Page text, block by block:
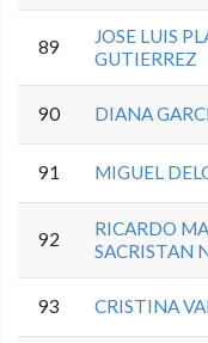
89
JOSE LUIS
GUTIERREZ
90 DIANA
91 MIGUEL
92
RICARDO
SACRISTAN
93 CRISTINA